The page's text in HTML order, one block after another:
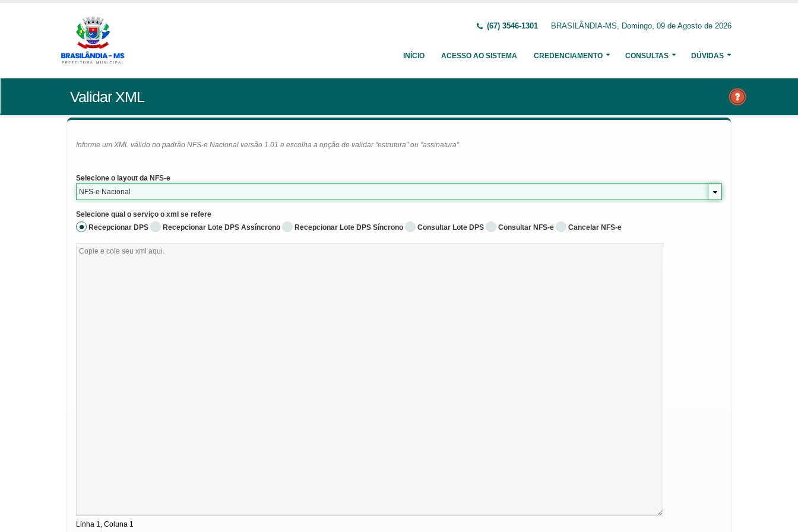
(67) 3546-1301 BRASILÂNDIA-MS, Domingo, 09 de Agosto de 2026
INÍCIO ACESSO AO SISTEMA CREDENCIAMENTO CONSULTAS DÚVIDAS
Validar XML
Informe um XML válido no padrão NFS-e Nacional versão 1.01 e escolha a opção de validar "estrutura" ou "assinatura".
Selecione o layout da NFS-e
NFS-e Nacional
Selecione qual o serviço o xml se refere
Recepcionar DPS
Recepcionar Lote DPS Assíncrono Recepcionar Lote DPS Síncrono Consultar Lote DPS Consultar NFS-e Cancelar NFS-e
Linha 1, Coluna 1